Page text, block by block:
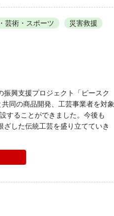
芸術・スポーツ
災害救援
振興支援プロジェクト「ピースク
同の商品開発、工芸事業者を対象
することができました。今後も
ざした伝統工芸を盛り立てていき